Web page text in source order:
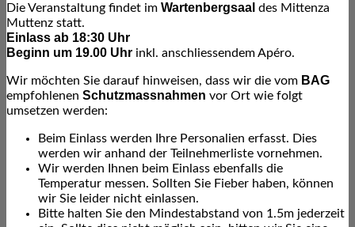
Die Veranstaltung findet im Wartenbergsaal des Mittenza
Muttenz statt.
Einlass ab 18:30 Uhr
Beginn um 19.00 Uhr inkl. anschliessendem Apéro.
Wir möchten Sie darauf hinweisen, dass wir die vom BAG
empfohlenen Schutzmassnahmen vor Ort wie folgt
umsetzen werden:
Beim Einlass werden Ihre Personalien erfasst. Dies
werden wir anhand der Teilnehmerliste vornehmen.
Wir werden Ihnen beim Einlass ebenfalls die
Temperatur messen. Sollten Sie Fieber haben, können
wir Sie leider nicht einlassen.
Bitte halten Sie den Mindestabstand von 1.5m jederzeit